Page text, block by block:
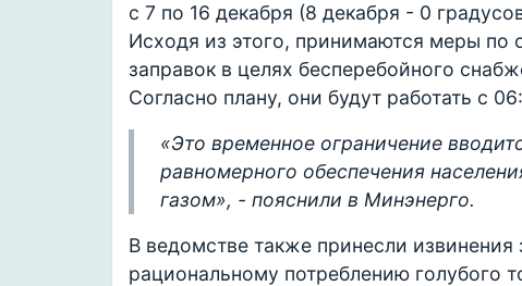
с 7 по 16 декабря (8 декабря - 0
Исходя из этого, принимаются меры по
заправок в целях бесперебойного
Согласно плану, они будут работать с
«Это временное ограничение
равномерного обеспечения
газом», - пояснили в Минэнерго.
В ведомстве также принесли
рациональному потреблению голубого